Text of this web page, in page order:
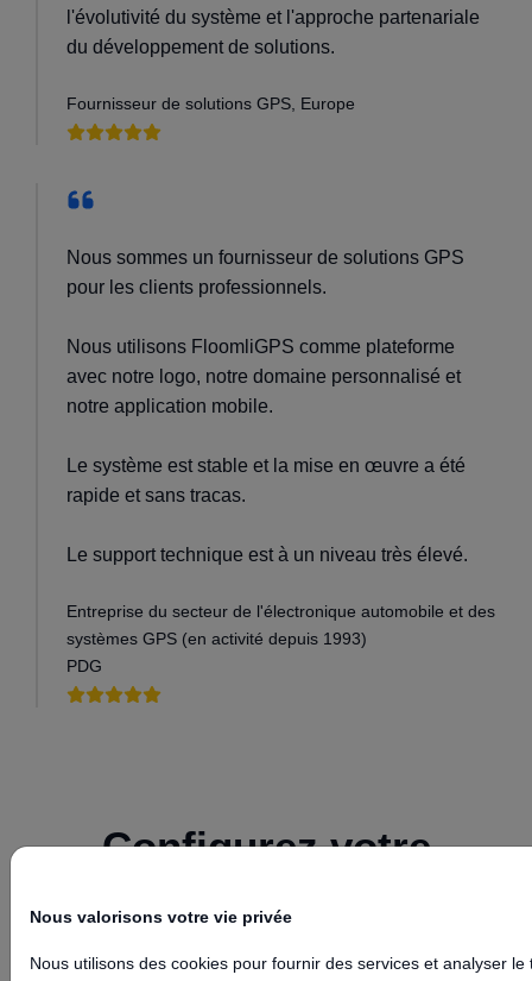
l'évolutivité du système et l'approche partenariale
du développement de solutions.
Fournisseur de solutions GPS, Europe
Nous sommes un fournisseur de solutions GPS
pour les clients professionnels.
Nous utilisons FloomliGPS comme plateforme
avec notre logo, notre domaine personnalisé et
notre application mobile.
Le système est stable et la mise en œuvre a été
rapide et sans tracas.
Le support technique est à un niveau très élevé.
Entreprise du secteur de l'électronique automobile et des
systèmes GPS (en activité depuis 1993)
PDG
Configurez votre
GPS
Nous valorisons votre vie privée
Nous utilisons des cookies pour fournir des services et analyser le